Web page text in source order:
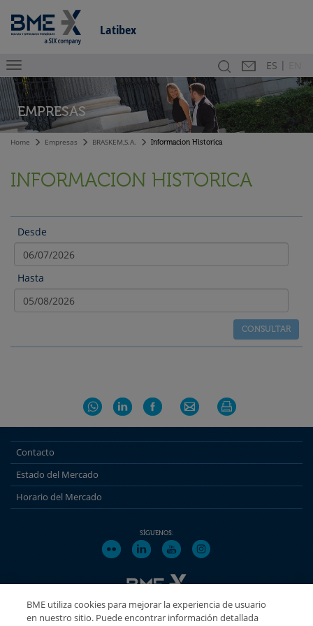
Latibex
Buscador
Contacto
ES |
EMPRESAS
Home Empresas BRASKEM,S.A. Informacion Historica
INFORMACION HISTORICA
Desde
Hasta
Contacto
Estado del Mercado
Horario del Mercado
SÍGUENOS:
BME utiliza cookies para mejorar la experiencia de usuario
en nuestro sitio. Puede encontrar información detallada